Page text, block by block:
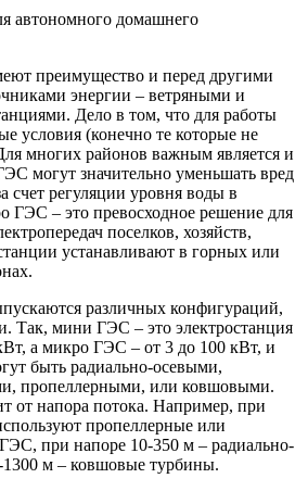
автономного домашнего
преимущество и перед другими
энергии – ветряными и
Дело в том, что для работы
условия (конечно те которые не
многих районов важным является и
могут значительно уменьшать вред
счет регуляции уровня воды в
ГЭС – это превосходное решение для
поселков, хозяйств,
устанавливают в горных или
различных конфигураций,
Так, мини ГЭС – это электростанция
а микро ГЭС – от 3 до 100 кВт, и
быть радиально-осевыми,
пропеллерными, или ковшовыми.
от напора потока. Например, при
пропеллерные или
при напоре 10-350 м – радиально-
м – ковшовые турбины.